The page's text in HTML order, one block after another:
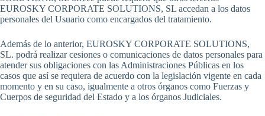
EUROSKY CORPORATE SOLUTIONS, SL accedan a los datos
personales del Usuario como encargados del tratamiento.
Además de lo anterior, EUROSKY CORPORATE SOLUTIONS,
SL. podrá realizar cesiones o comunicaciones de datos personales para
atender sus obligaciones con las Administraciones Públicas en los
casos que así se requiera de acuerdo con la legislación vigente en cada
momento y en su caso, igualmente a otros órganos como Fuerzas y
Cuerpos de seguridad del Estado y a los órganos Judiciales.